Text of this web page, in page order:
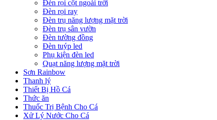
Đèn rọi cột ngoài trời
Đèn rọi ray
Đèn trụ năng lượng mặt trời
Đèn trụ sân vườn
Đèn tường đồng
Đèn tuýp led
Phụ kiện đèn led
Quạt năng lượng mặt trời
Sơn Rainbow
Thanh lý
Thiết Bị Hồ Cá
Thức ăn
Thuốc Trị Bệnh Cho Cá
Xử Lý Nước Cho Cá